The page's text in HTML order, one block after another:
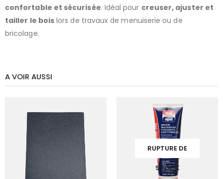
confortable et sécurisée. Idéal pour creuser, ajuster et
tailler le bois lors de travaux de menuiserie ou de
bricolage.
A VOIR AUSSI
RUPTURE DE
STOCK